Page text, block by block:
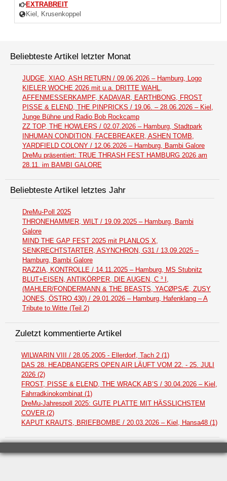
EXTRABREIT
Kiel, Krusenkoppel
Beliebteste Artikel letzter Monat
JUDGE, XIAO, ASH RETURN / 09.06.2026 – Hamburg, Logo
KIELER WOCHE 2026 mit u.a. DRITTE WAHL,
AFFENMESSERKAMPF, KADAVAR, EARTHBONG, FROST
PISSE & ELEND, THE PINPRICKS / 19.06. – 28.06.2026 – Kiel,
Junge Bühne und Radio Bob Rockcamp
ZZ TOP, THE HOWLERS / 02.07.2026 – Hamburg, Stadtpark
INHUMAN CONDITION, FACEBREAKER, ASHEN TOMB,
YARDFIELD COLONY / 12.06.2026 – Hamburg, Bambi Galore
DreMu präsentiert: TRUE THRASH FEST HAMBURG 2026 am
28.11. im BAMBI GALORE
Beliebteste Artikel letztes Jahr
DreMu-Poll 2025
THRONEHAMMER, WILT / 19.09.2025 – Hamburg, Bambi
Galore
MIND THE GAP FEST 2025 mit PLANLOS X,
SENKRECHTSTARTER, ASYNCHRON, G31 / 13.09.2025 –
Hamburg, Bambi Galore
RAZZIA, KONTROLLE / 14.11.2025 – Hamburg, MS Stubnitz
BLUT+EISEN, ANTIKÖRPER, DIE AUGEN, C ³ I,
(MAHLER/FONDERMANN & THE BEASTS, YACØPSÆ, ZUSY
JONES, ÖSTRO 430) / 29.01.2026 – Hamburg, Hafenklang – A
Tribute to Witte (Teil 2)
Zuletzt kommentierte Artikel
WILWARIN VIII / 28.05.2005 - Ellerdorf, Tach 2 (1)
DAS 28. HEADBANGERS OPEN AIR LÄUFT VOM 22. - 25. JULI
2026 (2)
FROST, PISSE & ELEND, THE WRACK AB’S / 30.04.2026 – Kiel,
Fahrradkinokombinat (1)
DreMu-Jahrespoll 2025: GUTE PLATTE MIT HÄSSLICHSTEM
COVER (2)
KAPUT KRAUTS, BRIEFBOMBE / 20.03.2026 – Kiel, Hansa48 (1)